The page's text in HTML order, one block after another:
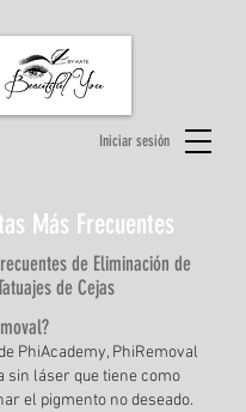
Iniciar sesión
Más Frecuentes
de Eliminación de
de Cejas
PhiAcademy, PhiRemoval
sin láser que tiene como
el pigmento no deseado.